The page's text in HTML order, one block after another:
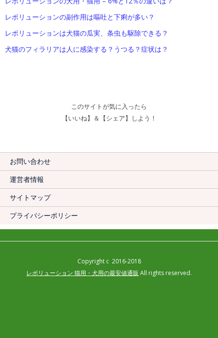
レボリューションの副作用は嘔吐と下痢が多い？
レボリューションは犬猫の瓜実、条虫も駆除できる？
犬猫のフィラリアは人に感染する？うつる？症状は？
このサイトが気に入ったら
【いいね】＆【シェア】しよう！
お問い合わせ
運営者情報
サイトマップ
プライバシーポリシー
Copyright c 2016-2018
レボリューション 猫用・犬用の最安値通販 All rights reserved.